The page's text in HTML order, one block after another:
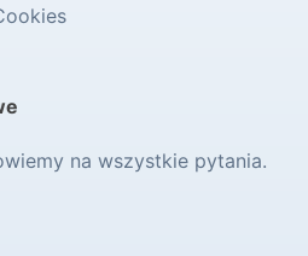
na wszystkie pytania.